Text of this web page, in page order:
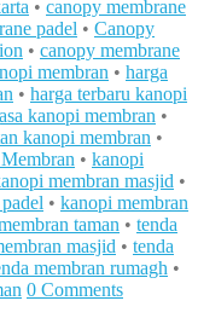
• canopy membrane
padel • Canopy
• canopy membrane
membran • harga
• harga terbaru kanopi
kanopi membran •
kanopi membran •
• kanopi
membran masjid •
• kanopi membran
taman • tenda
masjid • tenda
membran rumagh •
0 Comments